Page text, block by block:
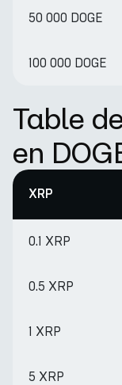
50 000 DOGE
100 000 DOGE
Table
en
XRP
0.1 XRP
0.5 XRP
1 XRP
5 XRP